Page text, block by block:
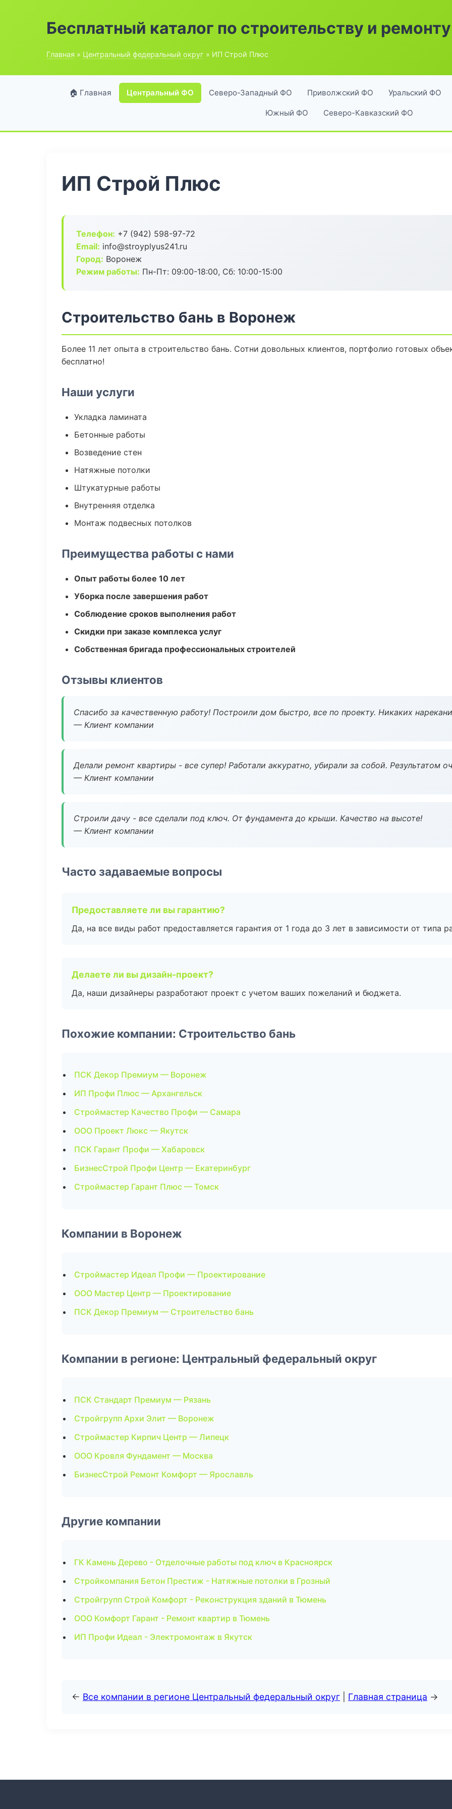
Бесплатный каталог по строительству и ремонту
Главная » Центральный федеральный округ » ИП Строй Плюс
🏠 Главная Центральный ФО Северо-Западный ФО Приволжский ФО Уральский ФО
Южный ФО Северо-Кавказский ФО
ИП Строй Плюс
Телефон: +7 (942) 598-97-72
Email: info@stroyplyus241.ru
Город: Воронеж
Режим работы: Пн-Пт: 09:00-18:00, Сб: 10:00-15:00
Строительство бань в Воронеж
Более 11 лет опыта в строительство бань. Сотни довольных клиентов, портфолио готовых
бесплатно!
Наши услуги
Укладка ламината
Бетонные работы
Возведение стен
Натяжные потолки
Штукатурные работы
Внутренняя отделка
Монтаж подвесных потолков
Преимущества работы с нами
Опыт работы более 10 лет
Уборка после завершения работ
Соблюдение сроков выполнения работ
Скидки при заказе комплекса услуг
Собственная бригада профессиональных строителей
Отзывы клиентов
Спасибо за качественную работу! Построили дом быстро, все по проекту. Никаких
— Клиент компании
Делали ремонт квартиры - все супер! Работали аккуратно, убирали за собой. Результатом
— Клиент компании
Строили дачу - все сделали под ключ. От фундамента до крыши. Качество на высоте!
— Клиент компании
Часто задаваемые вопросы
Предоставляете ли вы гарантию?
Да, на все виды работ предоставляется гарантия от 1 года до 3 лет в зависимости от типа
Делаете ли вы дизайн-проект?
Да, наши дизайнеры разработают проект с учетом ваших пожеланий и бюджета.
Похожие компании: Строительство бань
ПСК Декор Премиум — Воронеж
ИП Профи Плюс — Архангельск
Строймастер Качество Профи — Самара
ООО Проект Люкс — Якутск
ПСК Гарант Профи — Хабаровск
БизнесСтрой Профи Центр — Екатеринбург
Строймастер Гарант Плюс — Томск
Компании в Воронеж
Строймастер Идеал Профи — Проектирование
ООО Мастер Центр — Проектирование
ПСК Декор Премиум — Строительство бань
Компании в регионе: Центральный федеральный округ
ПСК Стандарт Премиум — Рязань
Стройгрупп Архи Элит — Воронеж
Строймастер Кирпич Центр — Липецк
ООО Кровля Фундамент — Москва
БизнесСтрой Ремонт Комфорт — Ярославль
Другие компании
ГК Камень Дерево - Отделочные работы под ключ в Красноярск
Стройкомпания Бетон Престиж - Натяжные потолки в Грозный
Стройгрупп Строй Комфорт - Реконструкция зданий в Тюмень
ООО Комфорт Гарант - Ремонт квартир в Тюмень
ИП Профи Идеал - Электромонтаж в Якутск
← Все компании в регионе Центральный федеральный округ Главная страница →